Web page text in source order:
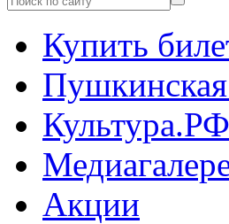
Купить
Пушкинская
Культура.РФ
Акции